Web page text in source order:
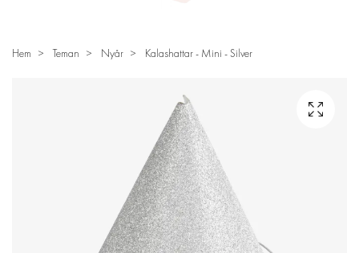
Hem Teman Nyår Kalashattar - Mini - Silver